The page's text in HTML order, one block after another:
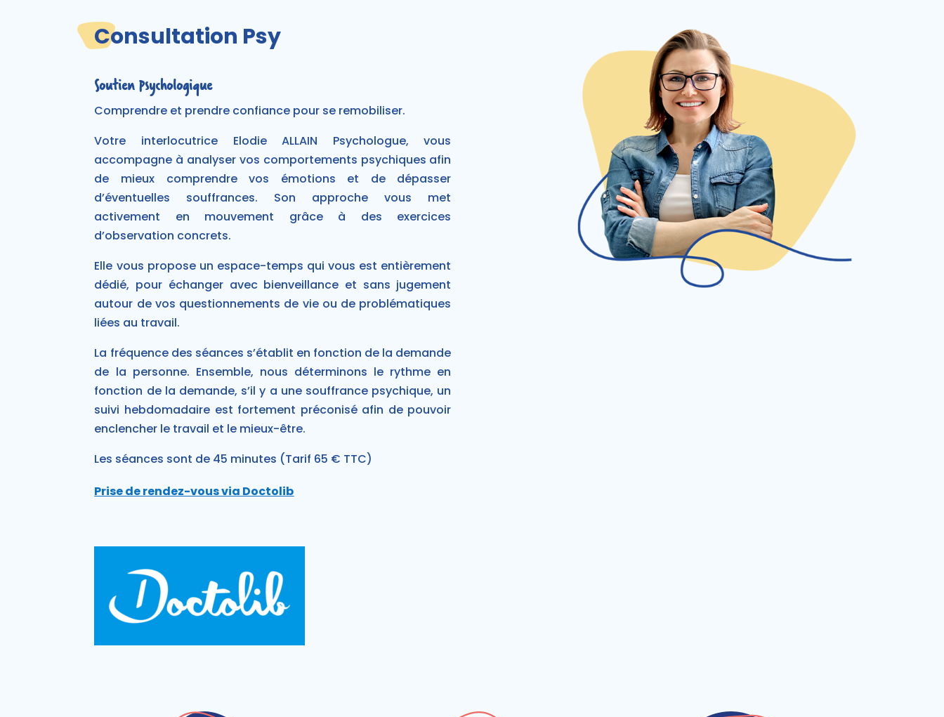
Consultation Psy
Soutien Psychologique
Comprendre et prendre confiance pour se remobiliser.
Votre interlocutrice Elodie ALLAIN Psychologue, vous
accompagne à analyser vos comportements psychiques afin
de mieux comprendre vos émotions et de dépasser
d’éventuelles souffrances. Son approche vous met
activement en mouvement grâce à des exercices
d’observation concrets.
Elle vous propose un espace-temps qui vous est entièrement
dédié, pour échanger avec bienveillance et sans jugement
autour de vos questionnements de vie ou de problématiques
liées au travail.
La fréquence des séances s’établit en fonction de la demande
de la personne. Ensemble, nous déterminons le rythme en
fonction de la demande, s’il y a une souffrance psychique, un
suivi hebdomadaire est fortement préconisé afin de pouvoir
enclencher le travail et le mieux-être.
Les séances sont de 45 minutes (Tarif 65 € TTC)
Prise de rendez-vous via Doctolib